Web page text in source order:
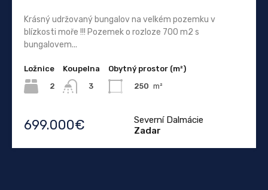
Krásný udržovaný bungalov na velkém pozemku v
blízkosti moře !!! Pozemek o rozloze 700 m2 s
bungalovem...
Ložnice
2
Koupelna
3
Obytný prostor (m²)
250 m²
699.000€
Severní Dalmácie
Zadar